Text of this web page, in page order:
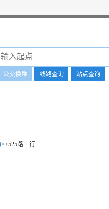
公交换乘 线路查询 站点查询
>>525路上行